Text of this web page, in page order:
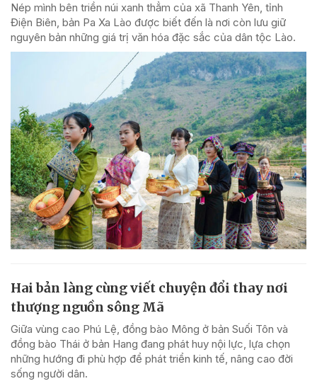
Nép mình bên triền núi xanh thẳm của xã Thanh Yên, tỉnh
Điện Biên, bản Pa Xa Lào được biết đến là nơi còn lưu giữ
nguyên bản những giá trị văn hóa đặc sắc của dân tộc Lào.
Hai bản làng cùng viết chuyện đổi thay nơi
thượng nguồn sông Mã
Giữa vùng cao Phú Lệ, đồng bào Mông ở bản Suối Tôn và
đồng bào Thái ở bản Hang đang phát huy nội lực, lựa chọn
những hướng đi phù hợp để phát triển kinh tế, nâng cao đời
sống người dân.